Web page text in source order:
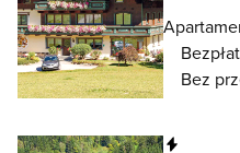
Bez